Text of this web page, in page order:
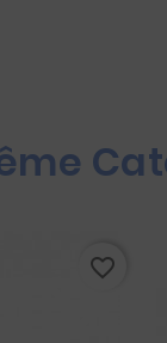
favorite_border